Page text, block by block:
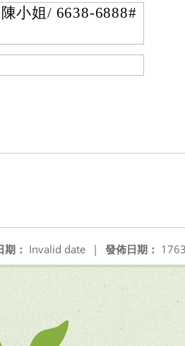
小姐/ 6638-6888#
發佈日期：
： Invalid date |